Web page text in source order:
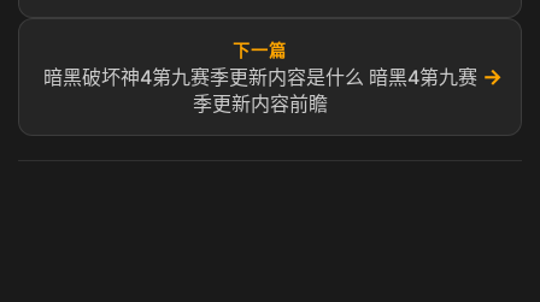
下一篇
暗黑破坏神4第九赛季更新内容是什么 暗黑4第九赛
季更新内容前瞻
→